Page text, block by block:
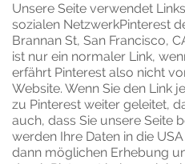
Unsere Seite verwendet
sozialen NetzwerkPinterest
Brannan St, San Francisco,
ist nur ein normaler Link,
erfährt Pinterest also nicht
Website. Wenn Sie den Link
zu Pinterest weiter geleitet,
auch, dass Sie unsere Seite
werden Ihre Daten in die
dann möglichen Erhebung